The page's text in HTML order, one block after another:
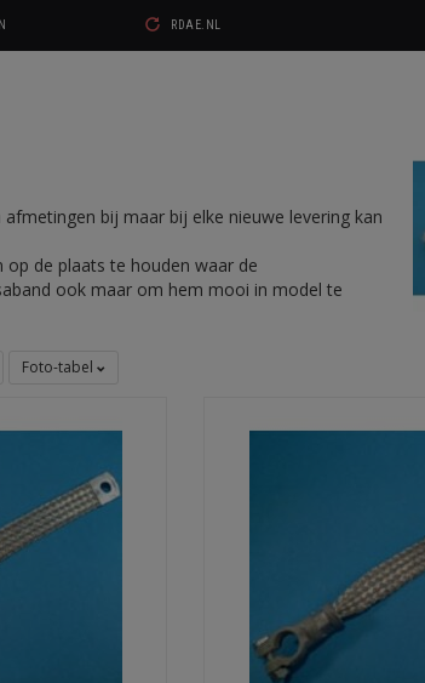
RDAE.NL
bij maar bij elke nieuwe levering kan
de plaats te houden waar de
ook maar om hem mooi in model te
Foto-tabel